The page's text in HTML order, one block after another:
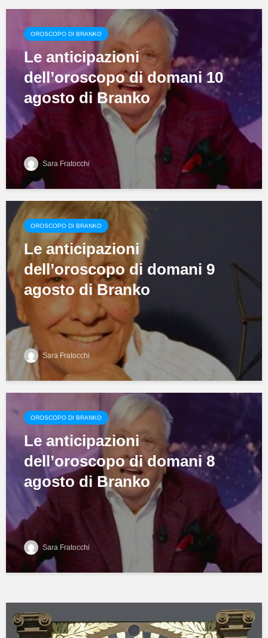
OROSCOPO DI BRANKO
Le anticipazioni
dell’oroscopo di domani 10
agosto di Branko
Sara Fratocchi
OROSCOPO DI BRANKO
Le anticipazioni
dell’oroscopo di domani 9
agosto di Branko
Sara Fratocchi
OROSCOPO DI BRANKO
Le anticipazioni
dell’oroscopo di domani 8
agosto di Branko
Sara Fratocchi